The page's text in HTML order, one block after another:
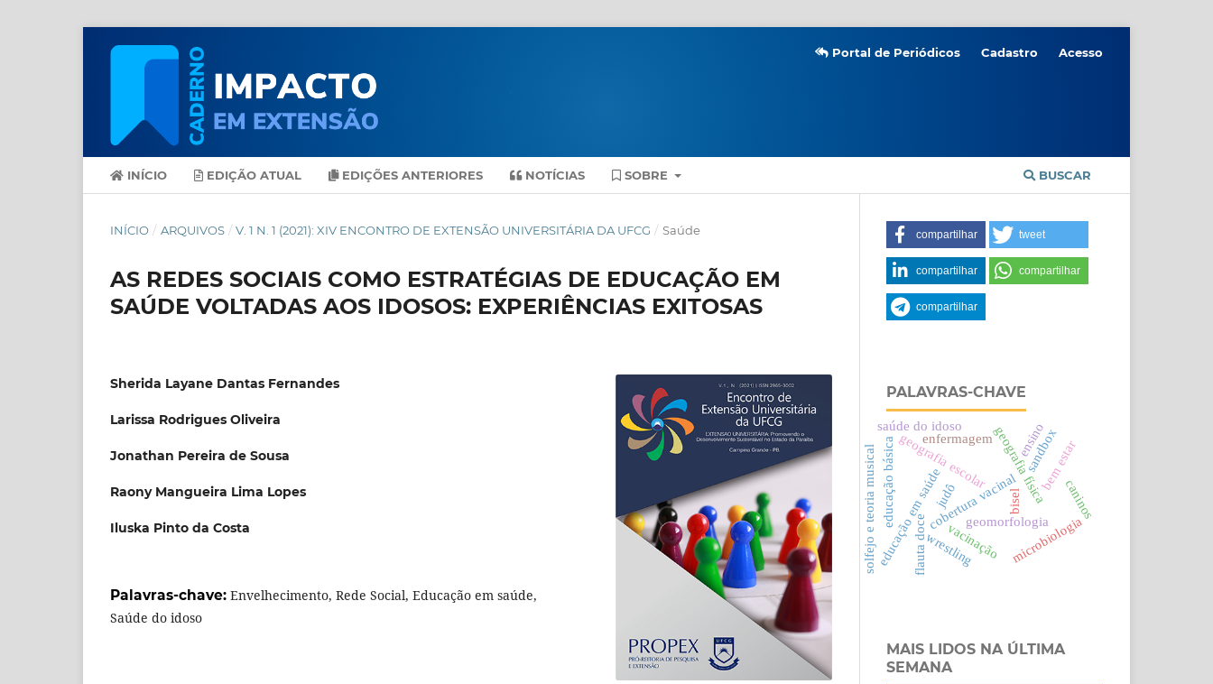
INÍCIO EDIÇÃO ATUAL EDIÇÕES ANTERIORES NOTÍCIAS SOBRE BUSCAR
Portal de Periódicos Cadastro Acesso
INÍCIO / ARQUIVOS / V. 1 N. 1 (2021): XIV ENCONTRO DE EXTENSÃO UNIVERSITÁRIA DA UFCG / Saúde
AS REDES SOCIAIS COMO ESTRATÉGIAS DE EDUCAÇÃO EM
SAÚDE VOLTADAS AOS IDOSOS: EXPERIÊNCIAS EXITOSAS
Sherida Layane Dantas Fernandes
Larissa Rodrigues Oliveira
Jonathan Pereira de Sousa
Raony Mangueira Lima Lopes
Iluska Pinto da Costa
Palavras-chave: Envelhecimento, Rede Social, Educação em saúde,
Saúde do idoso
compartilhar tweet
compartilhar compartilhar
compartilhar
PALAVRAS-CHAVE
geografia física
geomorfologia
geografia escolar sandbox
cobertura vacinal
educação em saúde
enfermagem
vacinação microbiologia
ensino
educação básica bisel
flauta doce
solfejo e teoria musical bem estar
judô
wrestling
saúde do idoso
caninos
MAIS LIDOS NA ÚLTIMA
SEMANA